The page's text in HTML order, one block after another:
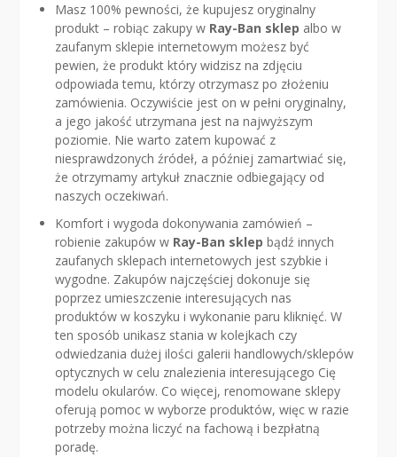
Masz 100% pewności, że kupujesz oryginalny
produkt – robiąc zakupy w Ray-Ban sklep albo w
zaufanym sklepie internetowym możesz być
pewien, że produkt który widzisz na zdjęciu
odpowiada temu, którzy otrzymasz po złożeniu
zamówienia. Oczywiście jest on w pełni oryginalny,
a jego jakość utrzymana jest na najwyższym
poziomie. Nie warto zatem kupować z
niesprawdzonych źródeł, a później zamartwiać się,
że otrzymamy artykuł znacznie odbiegający od
naszych oczekiwań.
Komfort i wygoda dokonywania zamówień –
robienie zakupów w Ray-Ban sklep bądź innych
zaufanych sklepach internetowych jest szybkie i
wygodne. Zakupów najczęściej dokonuje się
poprzez umieszczenie interesujących nas
produktów w koszyku i wykonanie paru kliknięć. W
ten sposób unikasz stania w kolejkach czy
odwiedzania dużej ilości galerii handlowych/sklepów
optycznych w celu znalezienia interesującego Cię
modelu okularów. Co więcej, renomowane sklepy
oferują pomoc w wyborze produktów, więc w razie
potrzeby można liczyć na fachową i bezpłatną
poradę.